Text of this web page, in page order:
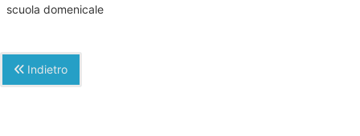
scuola domenicale
Indietro